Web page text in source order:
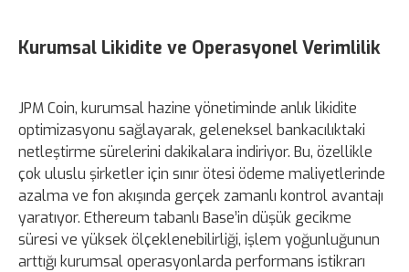
Kurumsal Likidite ve Operasyonel Verimlilik
JPM Coin, kurumsal hazine yönetiminde anlık likidite
optimizasyonu sağlayarak, geleneksel bankacılıktaki
netleştirme sürelerini dakikalara indiriyor. Bu, özellikle
çok uluslu şirketler için sınır ötesi ödeme maliyetlerinde
azalma ve fon akışında gerçek zamanlı kontrol avantajı
yaratıyor. Ethereum tabanlı Base’in düşük gecikme
süresi ve yüksek ölçeklenebilirliği, işlem yoğunluğunun
arttığı kurumsal operasyonlarda performans istikrarı